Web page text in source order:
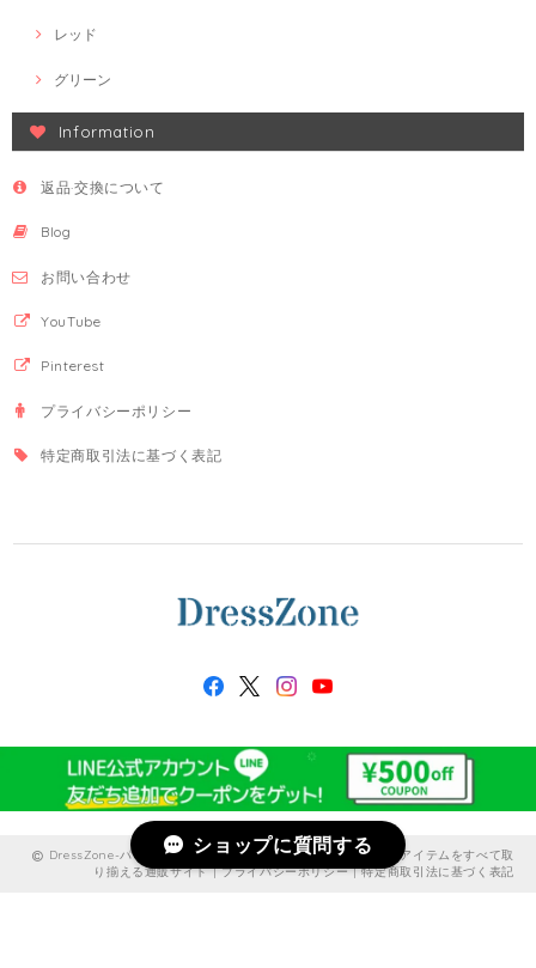
レッド
グリーン
Information
返品·交換について
Blog
お問い合わせ
YouTube
Pinterest
プライバシーポリシー
特定商取引法に基づく表記
DressZone-パーティードレス、プライベート、出勤服などのアイテムをすべて取
り揃える通販サイト |プライバシーポリシー|特定商取引法に基づく表記
ショップに質問する